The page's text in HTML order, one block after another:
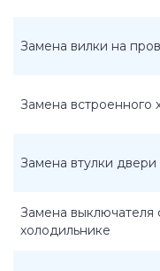
Замена вилки на
Замена встроенного
Замена втулки двери
Замена выключателя
холодильнике